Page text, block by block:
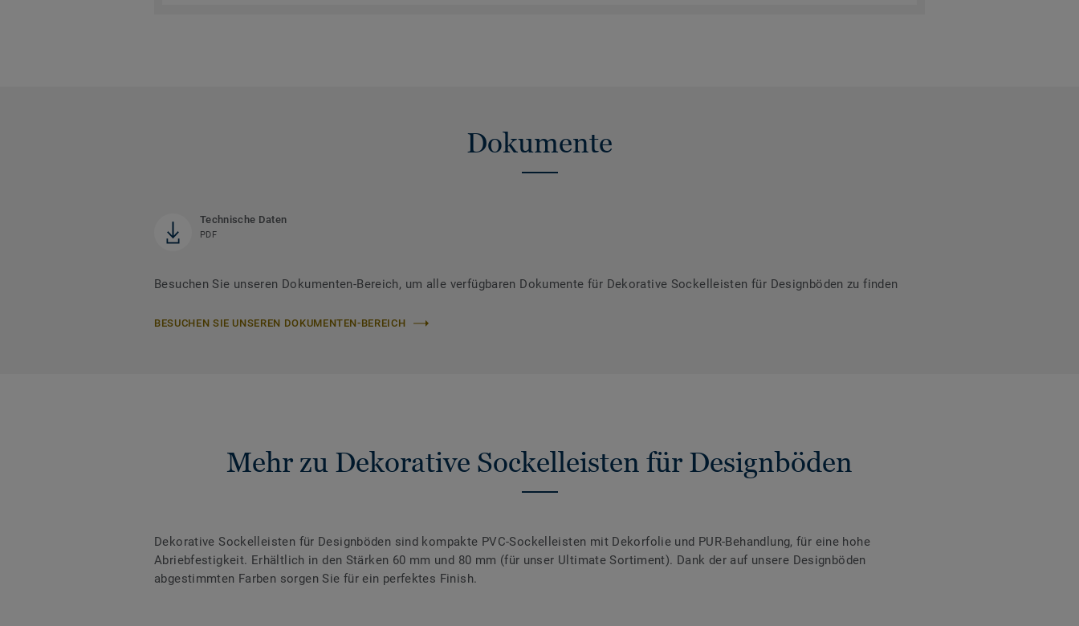
Dokumente
Technische Daten
PDF
Besuchen Sie unseren Dokumenten-Bereich, um alle verfügbaren Dokumente für Dekorative Sockelleisten für Designböden zu finden
BESUCHEN SIE UNSEREN DOKUMENTEN-BEREICH
Mehr zu Dekorative Sockelleisten für Designböden
Dekorative Sockelleisten für Designböden sind kompakte PVC-Sockelleisten mit Dekorfolie und PUR-Behandlung, für eine hohe
Abriebfestigkeit. Erhältlich in den Stärken 60 mm und 80 mm (für unser Ultimate Sortiment). Dank der auf unsere Designböden
abgestimmten Farben sorgen Sie für ein perfektes Finish.